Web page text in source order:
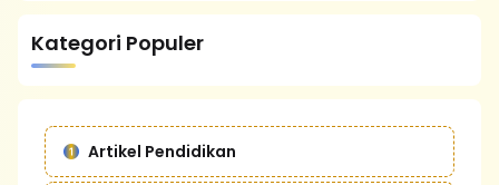
Kategori Populer
Artikel Pendidikan